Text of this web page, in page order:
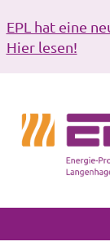
EPL hat eine
Hier lesen!